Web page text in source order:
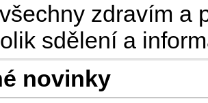
zdravím a
sdělení a
novinky